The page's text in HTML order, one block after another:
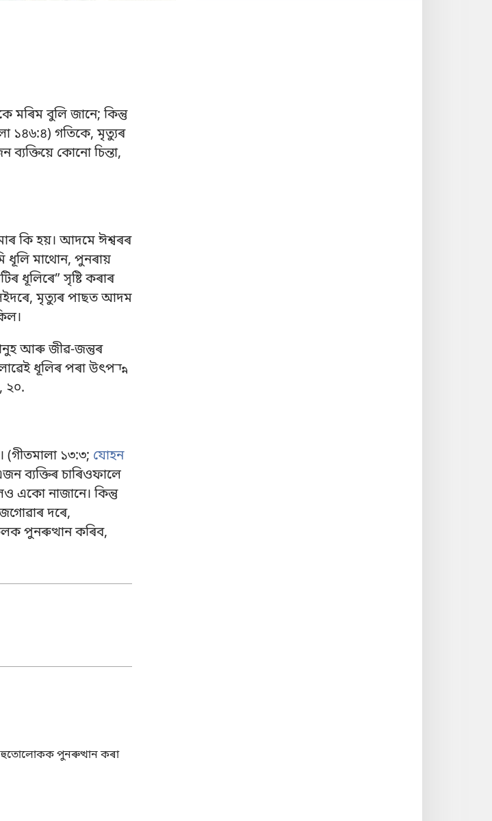
মৰিম বুলি জানে; কিন্তু
১৪৬:৪) গতিকে, মৃত্যুৰ
কোনো চিন্তা,
কি হয়। আদমে ঈশ্বৰৰ
ধূলি মাথোন, পুনৰায়
ধূলিৰে” সৃষ্টি কৰাৰ
মৃত্যুৰ পাছত আদম
আৰু জীৱ-জন্তুৰ
ধূলিৰ পৰা উৎপন্ন
২০.
(গীতমালা ১৩:৩; যোহন
ব্যক্তিৰ চাৰিওফালে
একো নাজানে। কিন্তু
দৰে,
পুনৰুত্থান কৰিব,
বহুতোলোকক পুনৰুত্থান কৰা